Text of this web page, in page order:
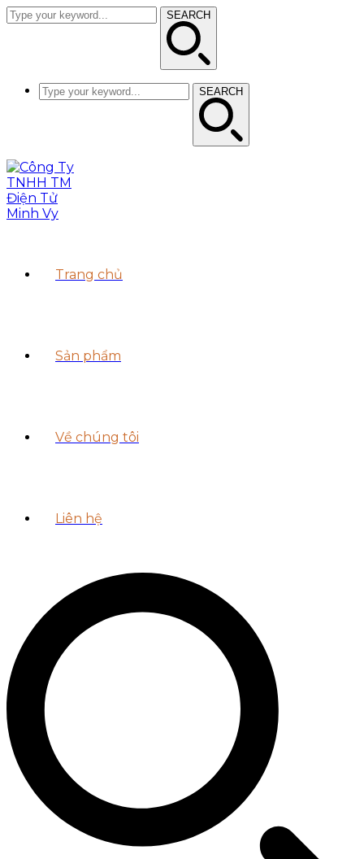
SEARCH
SEARCH
Trang chủ
Sản phẩm
Về chúng tôi
Liên hệ